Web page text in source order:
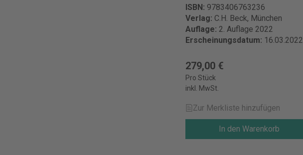
ISBN: 9783406763236
Verlag: C.H. Beck, München
Auflage: 2. Auflage 2022
Erscheinungsdatum: 16.03.2022
279,00 €
Pro Stück
inkl. MwSt.
Zur Merkliste hinzufügen
In den Warenkorb